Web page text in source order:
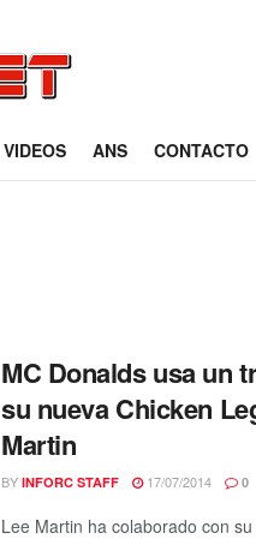
VIDEOS ANS CONTACTO
MC Donalds usa un
su nueva Chicken
Martin
BY INFORC STAFF 17/07/2014 0
Lee Martin ha colaborado con